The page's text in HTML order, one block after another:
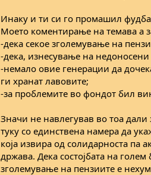
Инаку и ти си го промашил
Моето коментирање на темава а
-дека секое зголемување на
-дека, изнесување на
-немало овие генерации да
ги хранат лавовите;
-за проблемите во фондот бил
Значи не навлегував во тоа дали
туку со единствена намера да
која извира од солидарноста па
држава. Дека состојбата на
зголемување на пензиите е